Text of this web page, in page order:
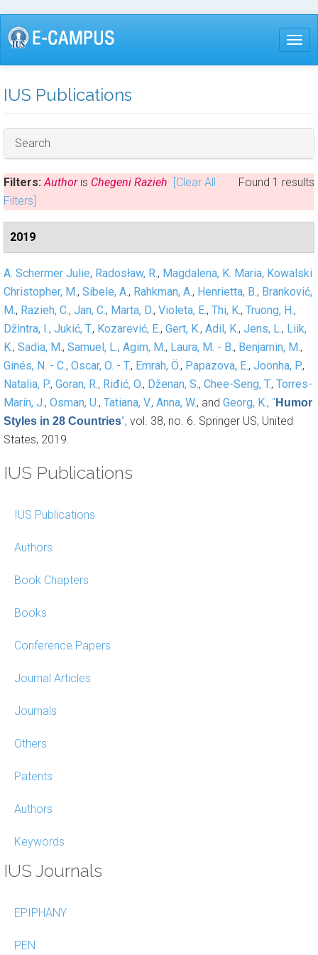
Skip
to
IUS Publications
Hide
Search
Found 1 results
Filters:Authoris Chegeni Razieh [Clear All
Filters]
2019
A. Schermer Julie, Radosław, R., Magdalena, K. Maria, Kowalski
Christopher, M., Sibele, A., Rahkman, A., Henrietta, B., Branković,
M., Razieh, C., Jan, C., Marta, D., Violeta, E., Thi, K., Truong, H.,
Džintra, I., Jukić, T., Kozarević, E., Gert, K., Adil, K., Jens, L., Liik,
K., Sadia, M., Samuel, L., Agim, M., Laura, M. - B., Benjamin, M.,
Ginés, N. - C., Oscar, O. - T., Emrah, Ö., Papazova, E., Joonha, P.,
Natalia, P., Goran, R., Riđić, O., Dženan, S., Chee-Seng, T., Torres-
Marín, J., Osman, U., Tatiana, V., Anna, W., and Georg, K., “Humor
Styles in 28 Countries”, vol. 38, no. 6. Springer US, United
States, 2019.
IUS Publications
IUS Publications
Authors
Book Chapters
Books
Conference Papers
Journal Articles
Journals
Others
Patents
Authors
Keywords
IUS Journals
EPIPHANY
PEN